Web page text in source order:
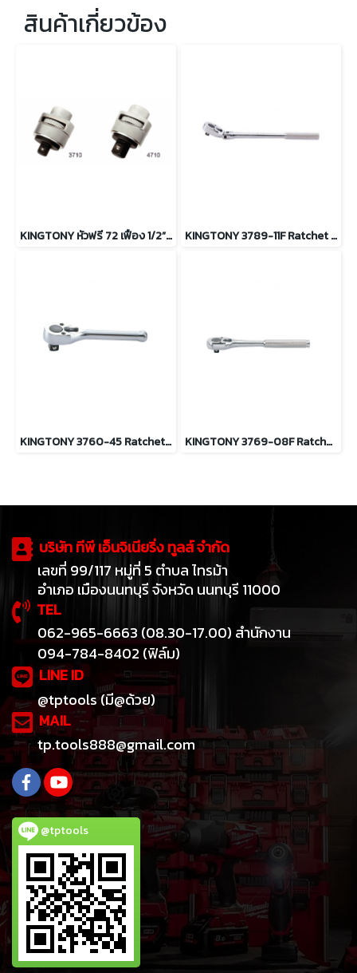
สินค้าเกี่ยวข้อง
KINGTONY หัวฟรี 72 เฟือง 1/2” และ 3/8” KINGTONY 3789-11F Ratchet 3/8” ด้ามฟรีหัวไข่ อ่อนตัว (ประแจกอกแก๊ก)
KINGTONY 3760-45 Ratchet 3/8" ด้ามฟรีหัวไข่ มินิ (ประแจกอกแก๊ก) KINGTONY 3769-08F Ratchet 3/8” ด้ามฟรีหัวไข่ (ประแจกอกแก๊ก)
บริษัท ทีพี เอ็นจิเนียริ่ง ทูลส์ จำกัด
เลขที่ 99/117 หมู่ที่ 5 ตำบล ไทรม้า
อำเภอ เมืองนนทบุรี จังหวัด นนทบุรี 11000
TEL
062-965-6663 (08.30-17.00) สำนักงาน
094-784-8402 (ฟิล์ม)
LINE ID
@tptools (มี@ด้วย)
MAIL
tp.tools888@gmail.com
@tptools